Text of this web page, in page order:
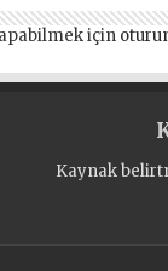
için
Kaynak